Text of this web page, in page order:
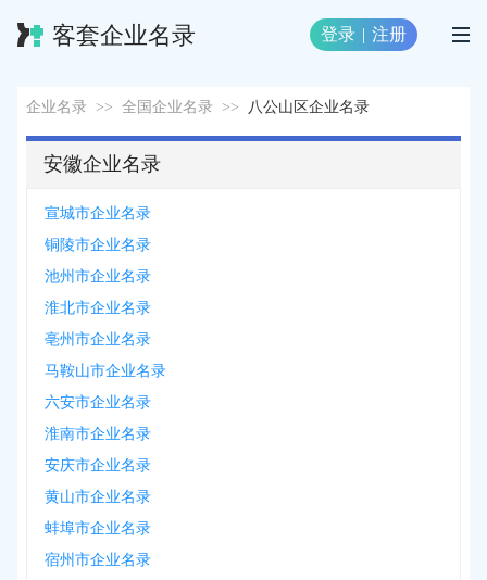
客套企业名录 登录 | 注册
企业名录 >> 全国企业名录 >> 八公山区企业名录
安徽企业名录
宣城市企业名录
铜陵市企业名录
池州市企业名录
淮北市企业名录
亳州市企业名录
马鞍山市企业名录
六安市企业名录
淮南市企业名录
安庆市企业名录
黄山市企业名录
蚌埠市企业名录
宿州市企业名录